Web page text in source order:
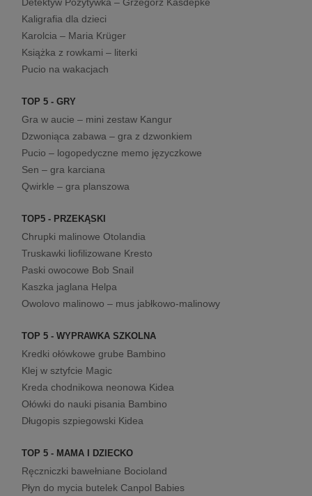
Kaligrafia dla dzieci
Karolcia – Maria Krüger
Książka z rowkami – literki
Pucio na wakacjach
TOP 5 - GRY
Gra w aucie – mini zestaw Kangur
Dzwoniąca zabawa – gra z dzwonkiem
Pucio – logopedyczne memo języczkowe
Sen – gra karciana
Qwirkle – gra planszowa
TOP5 - PRZEKĄSKI
Chrupki malinowe Otolandia
Truskawki liofilizowane Kresto
Paski owocowe Bob Snail
Kaszka jaglana Helpa
Owolovo malinowo – mus jabłkowo-malinowy
TOP 5 - WYPRAWKA SZKOLNA
Kredki ołówkowe grube Bambino
Klej w sztyfcie Magic
Kreda chodnikowa neonowa Kidea
Ołówki do nauki pisania Bambino
Długopis szpiegowski Kidea
TOP 5 - MAMA I DZIECKO
Ręczniczki bawełniane Bocioland
Płyn do mycia butelek Canpol Babies